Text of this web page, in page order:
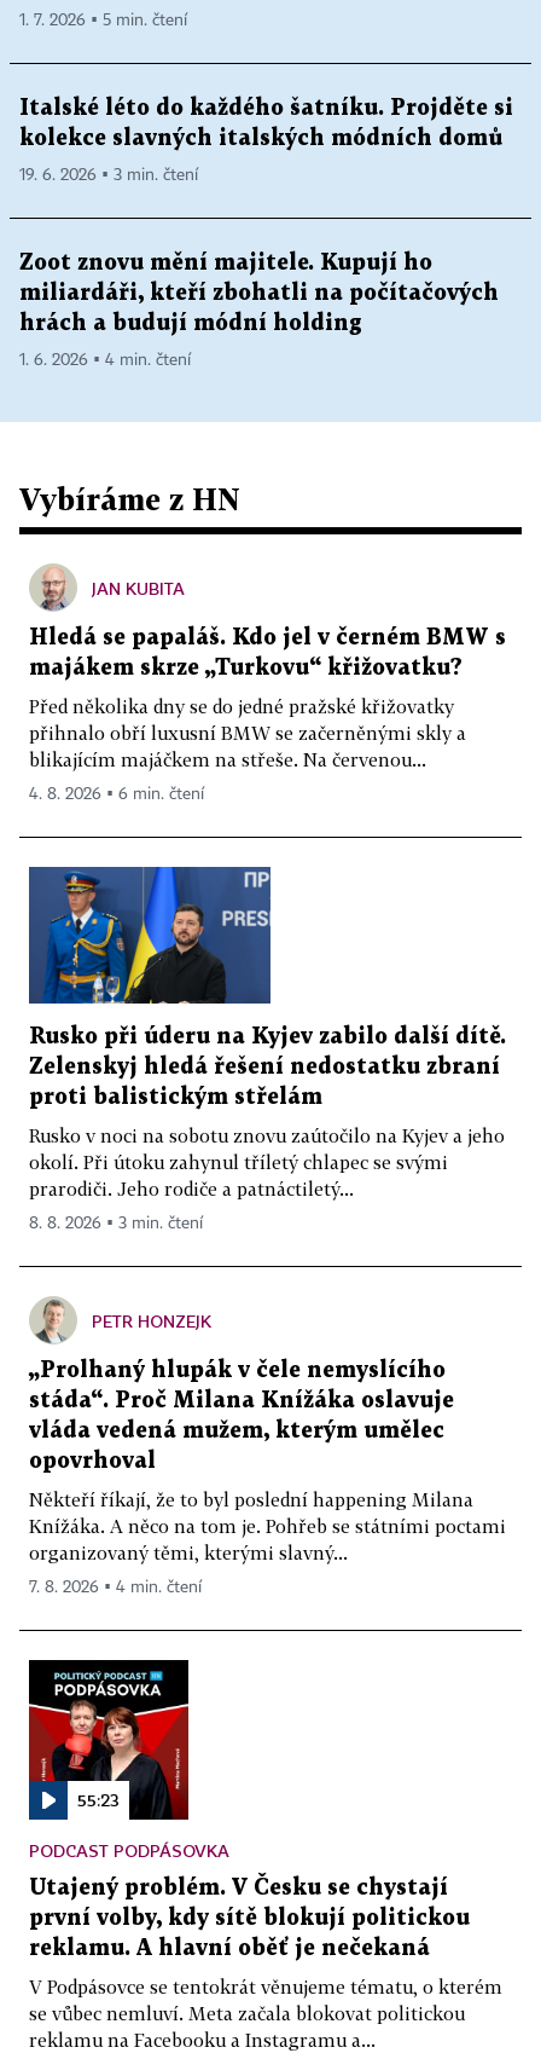
1. 7. 2026 ▪ 5 min. čtení
Italské léto do každého šatníku. Projděte si
kolekce slavných italských módních domů
19. 6. 2026 ▪ 3 min. čtení
Zoot znovu mění majitele. Kupují ho
miliardáři, kteří zbohatli na počítačových
hrách a budují módní holding
1. 6. 2026 ▪ 4 min. čtení
Vybíráme z HN
JAN KUBITA
Hledá se papaláš. Kdo jel v černém BMW s
majákem skrze „Turkovu“ křižovatku?
Před několika dny se do jedné pražské křižovatky
přihnalo obří luxusní BMW se začerněnými skly a
blikajícím majáčkem na střeše. Na červenou...
4. 8. 2026 ▪ 6 min. čtení
Rusko při úderu na Kyjev zabilo další dítě.
Zelenskyj hledá řešení nedostatku zbraní
proti balistickým střelám
Rusko v noci na sobotu znovu zaútočilo na Kyjev a jeho
okolí. Při útoku zahynul tříletý chlapec se svými
prarodiči. Jeho rodiče a patnáctiletý...
8. 8. 2026 ▪ 3 min. čtení
PETR HONZEJK
„Prolhaný hlupák v čele nemyslícího
stáda“. Proč Milana Knížáka oslavuje
vláda vedená mužem, kterým umělec
opovrhoval
Někteří říkají, že to byl poslední happening Milana
Knížáka. A něco na tom je. Pohřeb se státními poctami
organizovaný těmi, kterými slavný...
7. 8. 2026 ▪ 4 min. čtení
55:23
PODCAST PODPÁSOVKA
Utajený problém. V Česku se chystají
první volby, kdy sítě blokují politickou
reklamu. A hlavní oběť je nečekaná
V Podpásovce se tentokrát věnujeme tématu, o kterém
se vůbec nemluví. Meta začala blokovat politickou
reklamu na Facebooku a Instagramu a...